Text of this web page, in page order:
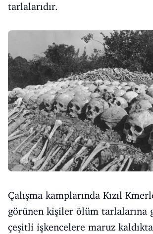
tarlalarıdır.
Çalışma kamplarında Kızıl
görünen kişiler ölüm tarlalarına
çeşitli işkencelere maruz